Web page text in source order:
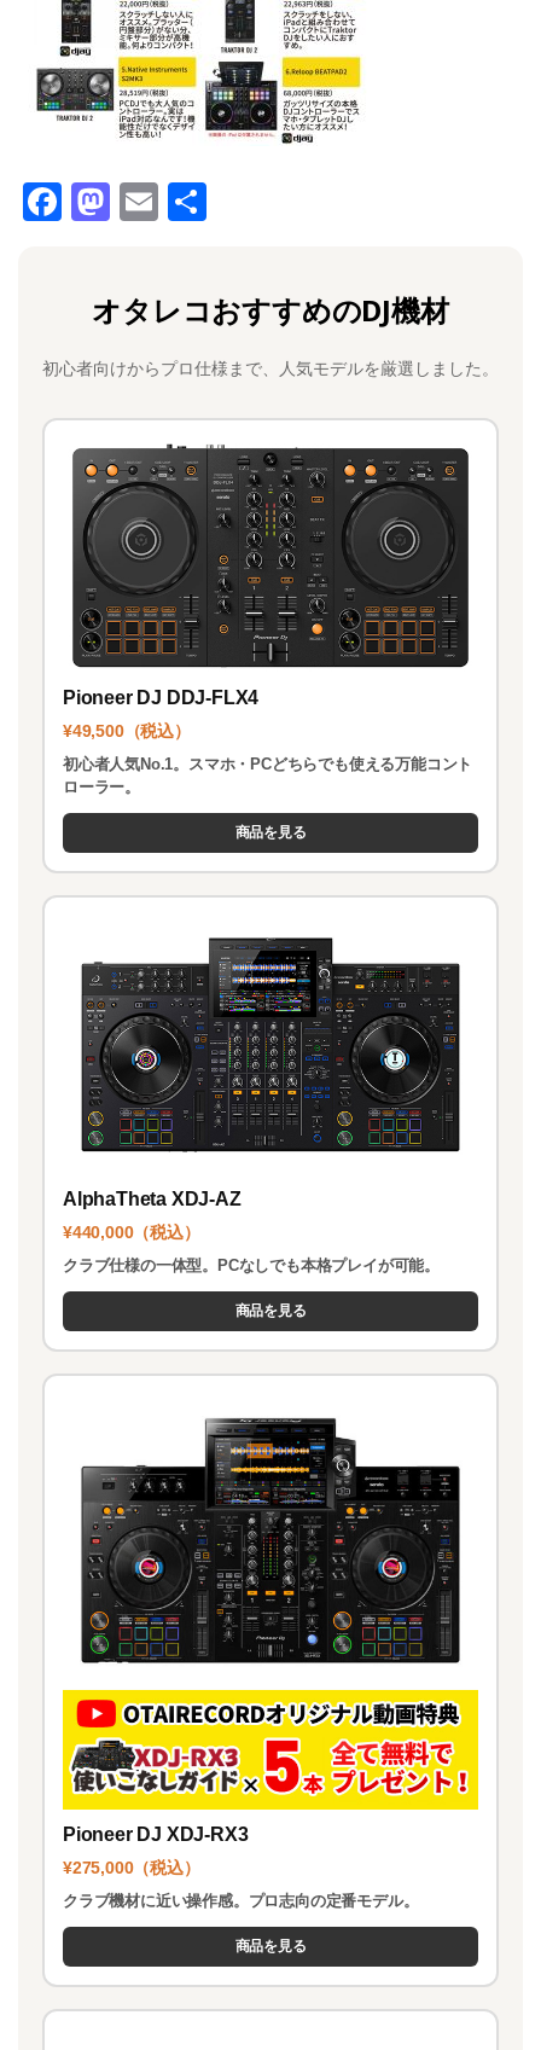
F
b
o
o
k
M
o
d
o
n
E
l
オタレコおすすめのDJ機材
初心者向けからプロ仕様まで、人気モデルを厳選しました。
Pioneer DJ DDJ-FLX4
¥49,500（税込）
初心者人気No.1。スマホ・PCどちらでも使える万能コント
ローラー。
商品を見る
AlphaTheta XDJ-AZ
¥440,000（税込）
クラブ仕様の一体型。PCなしでも本格プレイが可能。
商品を見る
Pioneer DJ XDJ-RX3
¥275,000（税込）
クラブ機材に近い操作感。プロ志向の定番モデル。
商品を見る